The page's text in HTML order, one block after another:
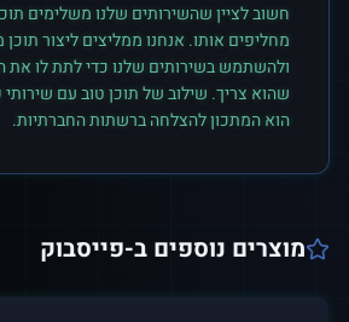
חשוב לציין שהשירותים שלנו משלימים
מחליפים אותו. אנחנו ממליצים ליצור תוכן
ולהשתמש בשירותים שלנו כדי לתת לו את
שהוא צריך. שילוב של תוכן טוב עם שירותי
הוא המתכון להצלחה ברשתות החברתיות.
מוצרים נוספים ב-פייסבוק